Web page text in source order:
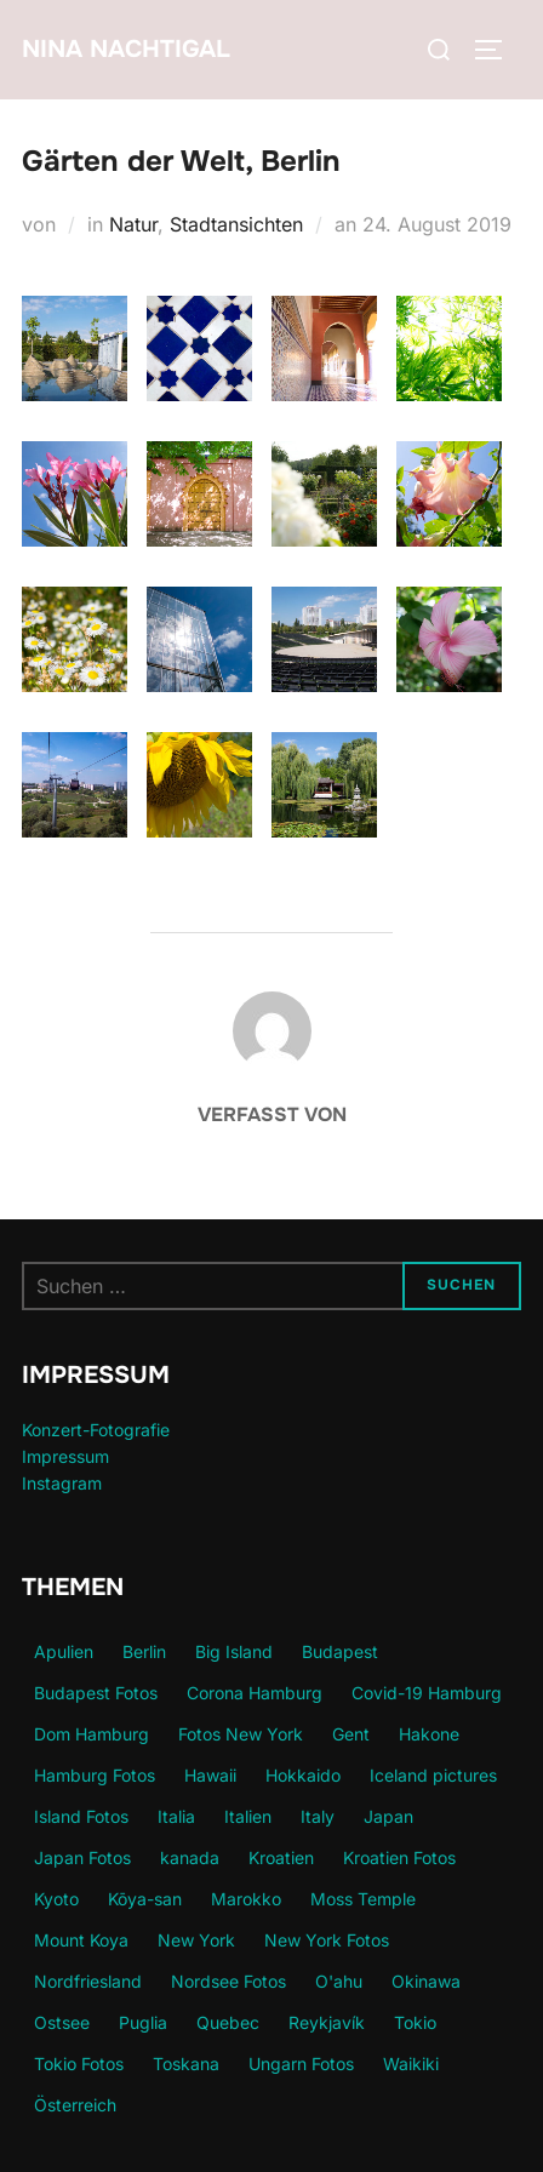
InhaltNINA NACHTIGAL
Suchen
Gärten der Welt, Berlin
von in Natur, Stadtansichten an Veröffentlicht
24. August 2019
BEITRAGSAUTOR
VERFASST VON
nach:
SUCHEN
IMPRESSUM
Konzert-Fotografie
Impressum
Instagram
THEMEN
Apulien Berlin Big Island
Budapest
Budapest Fotos
Corona Hamburg
Covid-19 Hamburg
Dom Hamburg
Fotos New York Gent
Hakone
Hamburg Fotos
Hawaii Hokkaido
Iceland pictures
Island Fotos
Italia Italien Italy
Japan
Japan Fotos
kanada Kroatien
Kroatien Fotos
Kyoto
Kōya-san Marokko
Moss Temple
Mount Koya
New York
New York Fotos
Nordfriesland
Nordsee Fotos O'ahu
Okinawa
Ostsee
Puglia Quebec Reykjavík
Tokio
Tokio Fotos
Toskana Ungarn Fotos
Waikiki
Österreich